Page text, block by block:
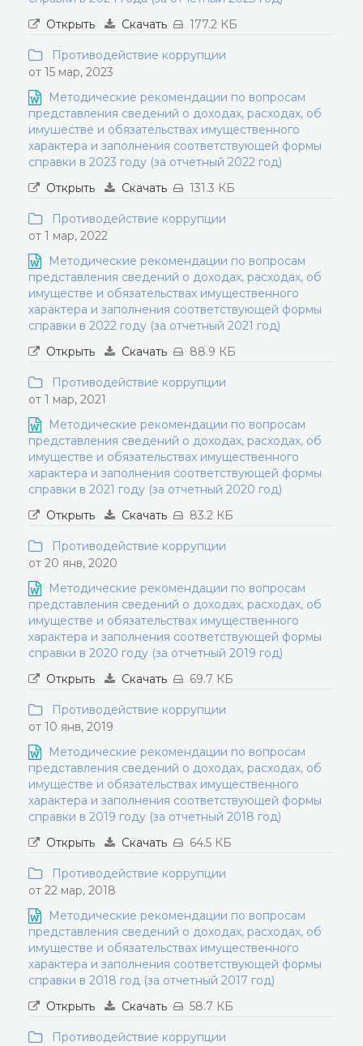
Открыть
Скачать 177.2 КБ
Противодействие коррупции
от 15 мар, 2023
Методические рекомендации по вопросам
представления сведений о доходах, расходах, об
имушестве и обязательствах имущественного
характера и заполнения соответствующей формы
справки в 2023 году (за отчетный 2022 год)
Открыть
Скачать 131.3 КБ
Противодействие коррупции
от 1 мар, 2022
Методические рекомендации по вопросам
представления сведений о доходах, расходах, об
имуществе и обязательствах имущественного
характера и заполнения соответствующей формы
справки в 2022 году (за отчетный 2021 год)
Открыть
Скачать 88.9 КБ
Противодействие коррупции
от 1 мар, 2021
Методические рекомендации по вопросам
представления сведений о доходах, расходах, об
имуществе и обязательствах имущественного
характера и заполнения соответствующей формы
справки в 2021 году (за отчетный 2020 год)
Открыть
Скачать 83.2 КБ
Противодействие коррупции
от 20 янв, 2020
Методические рекомендации по вопросам
представления сведений о доходах, расходах, об
имуществе и обязательствах имущественного
характера и заполнения соответствующей формы
справки в 2020 году (за отчетный 2019 год)
Открыть
Скачать 69.7 КБ
Противодействие коррупции
от 10 янв, 2019
Методические рекомендации по вопросам
представления сведений о доходах, расходах, об
имуществе и обязательствах имущественного
характера и заполнения соответствующей формы
справки в 2019 году (за отчетный 2018 год)
Открыть
Скачать 64.5 КБ
Противодействие коррупции
от 22 мар, 2018
Методические рекомендации по вопросам
представления сведений о доходах, расходах, об
имуществе и обязательствах имущественного
характера и заполнения соответствующей формы
справки в 2018 год (за отчетный 2017 год)
Открыть
Скачать 58.7 КБ
Противодействие коррупции